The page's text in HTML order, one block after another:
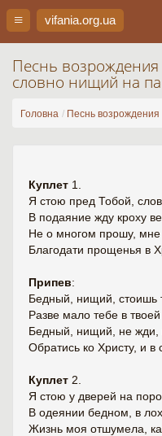
vifania.org.ua
Песнь
словно нищий на
Головна Песнь возрождения
Куплет 1.
Я стою пред Тобой,
В подаяние жду кроху
Не о многом прошу,
Благодати прощенья в
Припев:
Бедный, нищий, стоишь
Разве мало тебе в
Бедный, нищий, не жди,
Обратись ко Христу, и в
Куплет 2.
Я стою у дверей на
В одеянии бедном, в
Жизнь моя отшумела,